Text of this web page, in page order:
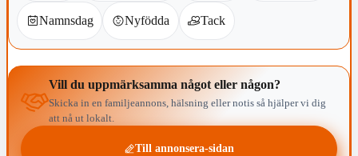
Namnsdag Nyfödda Tack
Vill du uppmärksamma något eller någon?
Skicka in en familjeannons, hälsning eller notis så hjälper vi dig
att nå ut lokalt.
Till annonsera-sidan